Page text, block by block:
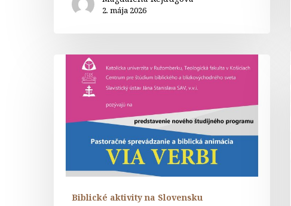
2. mája 2026
študijný
program
Via
Biblické aktivity na Slovensku